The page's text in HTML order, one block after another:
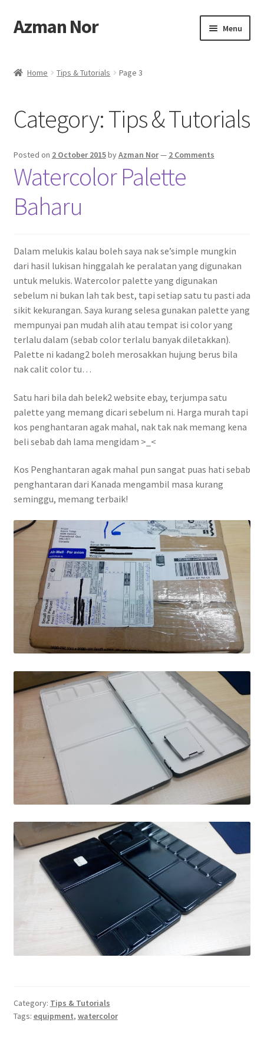
Skip
to
Skip
to
Azman Nor Menu
Art Commission
Artworks
Blog
Cart
Contact
FAQ
Galleries
Intensive Watercolour Workshop with Azmannor
Legal
Privacy Policy
My Account
Track My Order
Wishlist
Home Tips & Tutorials Page 3
Category:Tips & Tutorials
Posted on 2 October 2015byAzman Nor— 2 Comments
Watercolor Palette
Baharu
Dalam melukis kalau boleh saya nak se’simple mungkin
dari hasil lukisan hinggalah ke peralatan yang digunakan
untuk melukis. Watercolor palette yang digunakan
sebelum ni bukan lah tak best, tapi setiap satu tu pasti ada
sikit kekurangan. Saya kurang selesa gunakan palette yang
mempunyai pan mudah alih atau tempat isi color yang
terlalu dalam (sebab color terlalu banyak diletakkan).
Palette ni kadang2 boleh merosakkan hujung berus bila
nak calit color tu…
Satu hari bila dah belek2 website ebay, terjumpa satu
palette yang memang dicari sebelum ni. Harga murah tapi
kos penghantaran agak mahal, nak tak nak memang kena
beli sebab dah lama mengidam >_<
Kos Penghantaran agak mahal pun sangat puas hati sebab
penghantaran dari Kanada mengambil masa kurang
seminggu, memang terbaik!
Category: Tips & Tutorials
Tags: equipment, watercolor